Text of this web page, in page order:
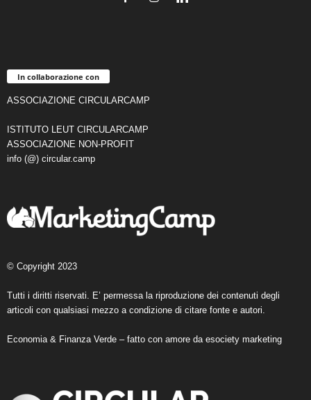
In collaborazione con
ASSOCIAZIONE CIRCULARCAMP
ISTITUTO LEUT CIRCULARCAMP
ASSOCIAZIONE NON-PROFIT
info (@) circular.camp
© Copyright 2023
Tutti i diritti riservati. E’ permessa la riproduzione dei contenuti degli
articoli con qualsiasi mezzo a condizione di citare fonte e autori.
Economia & Finanza Verde – fatto con amore da esociety marketing